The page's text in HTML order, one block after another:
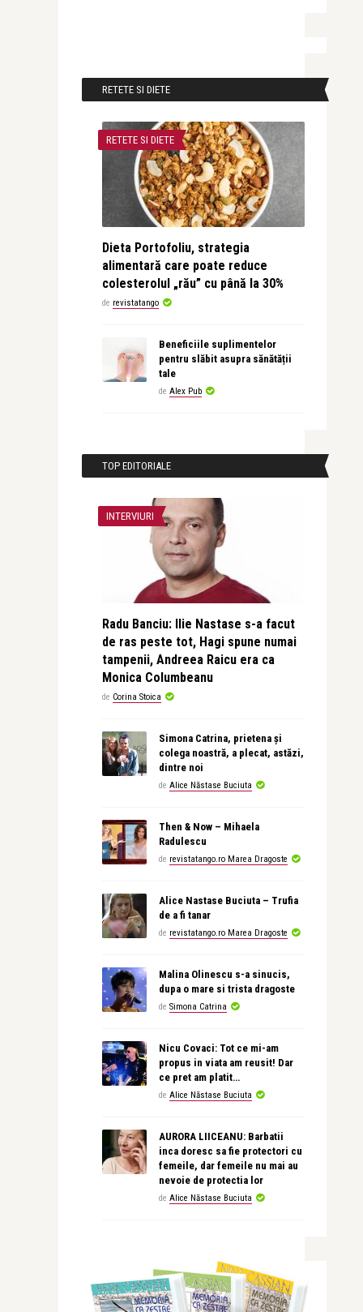
RETETE SI DIETE
RETETE SI DIETE
Dieta Portofoliu, strategia
alimentară care poate reduce
colesterolul „rău” cu până la 30%
de revistatango
Beneficiile suplimentelor
pentru slăbit asupra sănătății
tale
de Alex Pub
TOP EDITORIALE
INTERVIURI
Radu Banciu: Ilie Nastase s-a facut
de ras peste tot, Hagi spune numai
tampenii, Andreea Raicu era ca
Monica Columbeanu
de Corina Stoica
Simona Catrina, prietena și
colega noastră, a plecat, astăzi,
dintre noi
de Alice Năstase Buciuta
Then & Now – Mihaela
Radulescu
de revistatango.ro Marea Dragoste
Alice Nastase Buciuta – Trufia
de a fi tanar
de revistatango.ro Marea Dragoste
Malina Olinescu s-a sinucis,
dupa o mare si trista dragoste
de Simona Catrina
Nicu Covaci: Tot ce mi-am
propus in viata am reusit! Dar
ce pret am platit…
de Alice Năstase Buciuta
AURORA LIICEANU: Barbatii
inca doresc sa fie protectori cu
femeile, dar femeile nu mai au
nevoie de protectia lor
de Alice Năstase Buciuta